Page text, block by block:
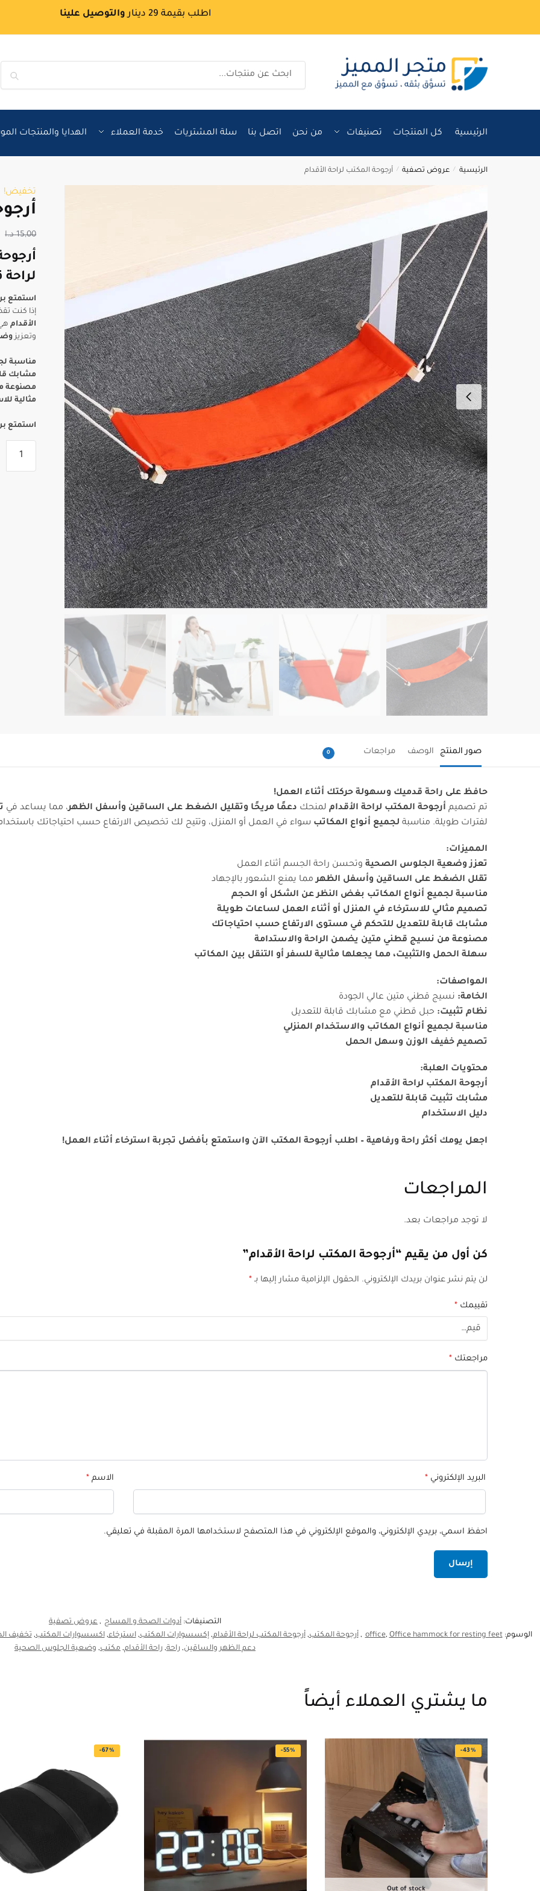
navigation
content
اطلب بقيمة 29 دينار والتوصيل علينا
البحث
الرئيسية كل المنتجات تصنيفات من نحن اتصل بنا سلة المشتريات خدمة العملاء الهدايا والمنتجات
الرئيسية / عروض تصفية / أرجوحة المكتب لراحة الأقدام
تخفيض!
15,00 د.ا
استمتع
إذا كنت
الأقدامهي
وتعزيز
مناسبة
مشابك
مصنوعة
مثالية
استمتع
صور المنتج الوصف مراجعات 0
حافظ على راحة قدميك وسهولة حركتك أثناء العمل!
تم تصميم أرجوحة المكتب لراحة الأقدام لمنحك دعمًا مريحًا وتقليل الضغط على الساقين وأسفل الظهر، مما يساعد في
لفترات طويلة. مناسبة لجميع أنواع المكاتب سواء في العمل أو المنزل، وتتيح لك تخصيص الارتفاع حسب احتياجاتك
المميزات:
تعزز وضعية الجلوس الصحية وتحسن راحة الجسم أثناء العمل
تقلل الضغط على الساقين وأسفل الظهرمما يمنع الشعور بالإجهاد
مناسبة لجميع أنواع المكاتب بغض النظر عن الشكل أو الحجم
تصميم مثالي للاسترخاء في المنزل أو أثناء العمل لساعات طويلة
مشابك قابلة للتعديل للتحكم في مستوى الارتفاع حسب احتياجاتك
مصنوعة من نسيج قطني متين يضمن الراحة والاستدامة
سهلة الحمل والتثبيت، مما يجعلها مثالية للسفر أو التنقل بين المكاتب
المواصفات:
الخامة: نسيج قطني متين عالي الجودة
نظام تثبيت: حبل قطني مع مشابك قابلة للتعديل
مناسبة لجميع أنواع المكاتب والاستخدام المنزلي
تصميم خفيف الوزن وسهل الحمل
محتويات العلبة:
أرجوحة المكتب لراحة الأقدام
مشابك تثبيت قابلة للتعديل
دليل الاستخدام
اجعل يومك أكثر راحة ورفاهية – اطلب أرجوحة المكتب الآن واستمتع بأفضل تجربة استرخاء أثناء العمل!
المراجعات
لا توجد مراجعات بعد.
كن أول من يقيم “أرجوحة المكتب لراحة الأقدام”
لن يتم نشر عنوان بريدك الإلكتروني. الحقول الإلزامية مشار إليها بـ*
تقييمك*
مراجعتك*
الاسم* البريد الإلكتروني*
احفظ اسمي، بريدي الإلكتروني، والموقع الإلكتروني في هذا المتصفح لاستخدامها المرة المقبلة في تعليقي.
التصنيفات: أدوات الصحة و المساج , عروض تصفية
الوسوم:
office, Office hammock for resting feet
,أرجوحة المكتب,أرجوحة المكتب لراحة الأقدام,إكسسوارات المكتب,استرخاء,اكسسوارات المكتب, تخفيف
دعم الظهر والساقين, راحة, راحة الأقدام, مكتب, وضعية الجلوس الصحية
ما يشتري العملاء أيضاً
-43%
Out of stock
-55%
-67%